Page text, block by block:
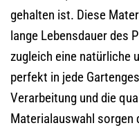
gehalten ist. Diese
lange Lebensdauer des
zugleich eine natürliche
perfekt in jede
Verarbeitung und die
Materialauswahl sorgen